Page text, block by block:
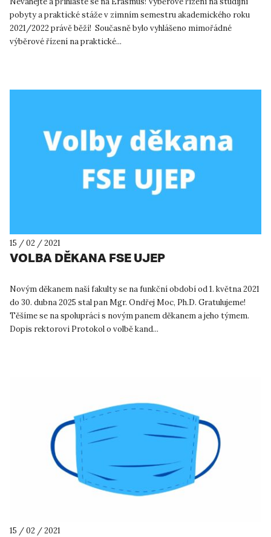
pobyty a praktické stáže v zimním semestru akademického roku
2021/2022 právě běží! Současně bylo vyhlášeno mimořádné
výběrové řízení na praktické...
15 / 02 / 2021
VOLBA DĚKANA FSE UJEP
Novým děkanem naší fakulty se na funkční období od 1. května 2021
do 30. dubna 2025 stal pan Mgr. Ondřej Moc, Ph.D. Gratulujeme!
Těšíme se na spolupráci s novým panem děkanem a jeho týmem.
Dopis rektorovi Protokol o volbě kand...
15 / 02 / 2021